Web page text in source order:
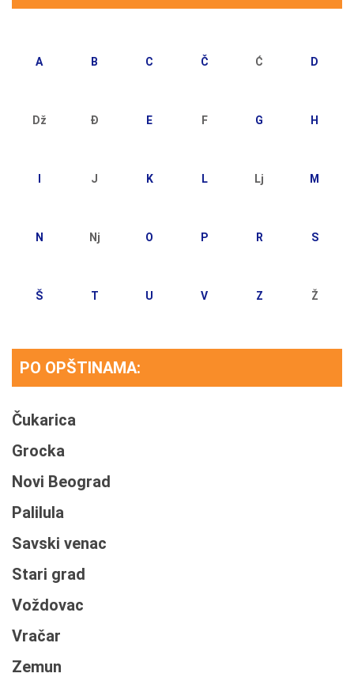
A B C Č Ć D
Dž Đ E F G H
J K L Lj M
N Nj O P R S
Š T U V Z Ž
PO OPŠTINAMA:
Čukarica
Grocka
Novi Beograd
Palilula
Savski venac
Stari grad
Voždovac
Vračar
Zemun